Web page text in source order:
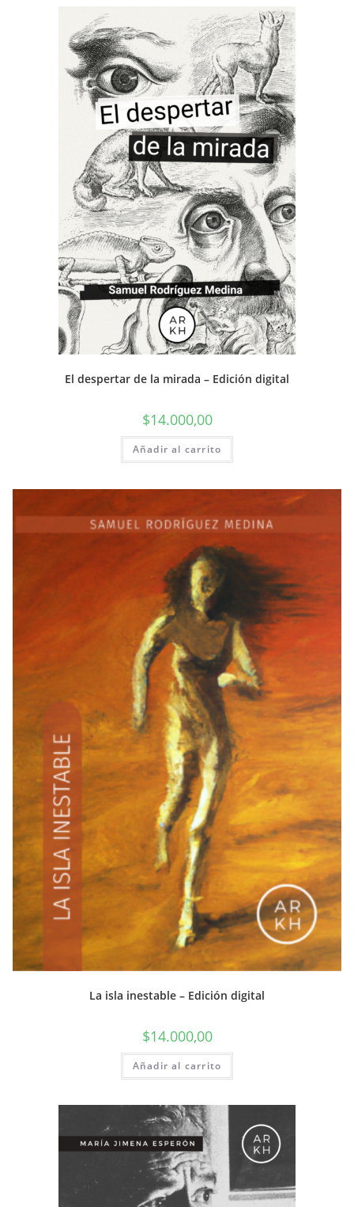
El despertar de la mirada – Edición digital
$14.000,00
Añadir al carrito
La isla inestable – Edición digital
$14.000,00
Añadir al carrito